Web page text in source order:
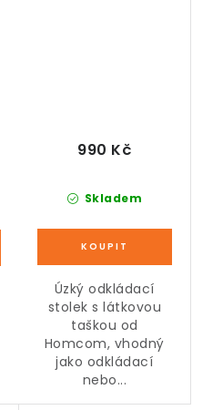
Skladem
990 Kč
Úzký odkládací
stolek s látkovou
taškou od
Homcom, vhodný
jako odkládací
nebo...